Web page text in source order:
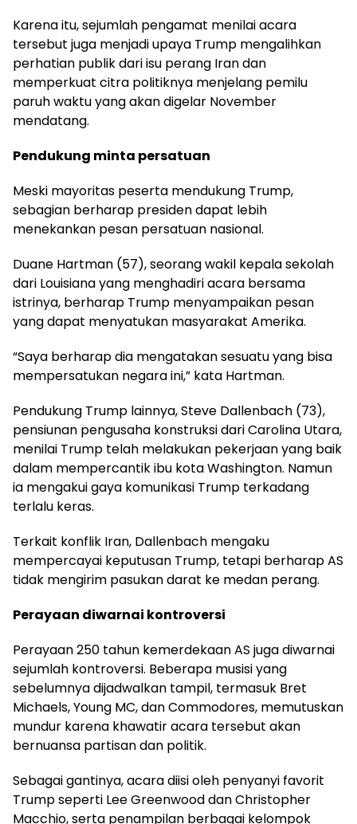
Karena itu, sejumlah pengamat menilai acara
tersebut juga menjadi upaya Trump mengalihkan
perhatian publik dari isu perang Iran dan
memperkuat citra politiknya menjelang pemilu
paruh waktu yang akan digelar November
mendatang.
Pendukung minta persatuan
Meski mayoritas peserta mendukung Trump,
sebagian berharap presiden dapat lebih
menekankan pesan persatuan nasional.
Duane Hartman (57), seorang wakil kepala sekolah
dari Louisiana yang menghadiri acara bersama
istrinya, berharap Trump menyampaikan pesan
yang dapat menyatukan masyarakat Amerika.
“Saya berharap dia mengatakan sesuatu yang bisa
mempersatukan negara ini,” kata Hartman.
Pendukung Trump lainnya, Steve Dallenbach (73),
pensiunan pengusaha konstruksi dari Carolina Utara,
menilai Trump telah melakukan pekerjaan yang baik
dalam mempercantik ibu kota Washington. Namun
ia mengakui gaya komunikasi Trump terkadang
terlalu keras.
Terkait konflik Iran, Dallenbach mengaku
mempercayai keputusan Trump, tetapi berharap AS
tidak mengirim pasukan darat ke medan perang.
Perayaan diwarnai kontroversi
Perayaan 250 tahun kemerdekaan AS juga diwarnai
sejumlah kontroversi. Beberapa musisi yang
sebelumnya dijadwalkan tampil, termasuk Bret
Michaels, Young MC, dan Commodores, memutuskan
mundur karena khawatir acara tersebut akan
bernuansa partisan dan politik.
Sebagai gantinya, acara diisi oleh penyanyi favorit
Trump seperti Lee Greenwood dan Christopher
Macchio, serta penampilan berbagai kelompok